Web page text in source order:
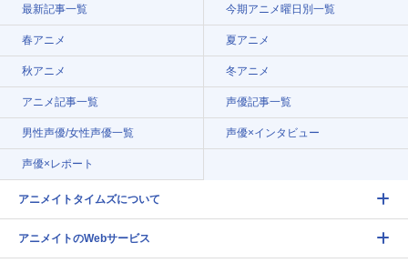
最新記事一覧 今期アニメ曜日別一覧
春アニメ 夏アニメ
秋アニメ 冬アニメ
アニメ記事一覧 声優記事一覧
男性声優/女性声優一覧 声優×インタビュー
声優×レポート
アニメイトタイムズについて
アニメイトのWebサービス